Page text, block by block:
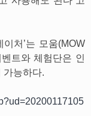
처’는 모움(MOW
트와 체험단은 인
가능하다.